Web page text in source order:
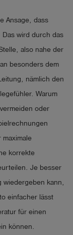
Ansage, dass
Das wird durch das
also nahe der
besonders dem
nämlich den
Warum
oder
korrekte
Je besser
wiedergeben kann,
einfacher lässt
für einen
können.